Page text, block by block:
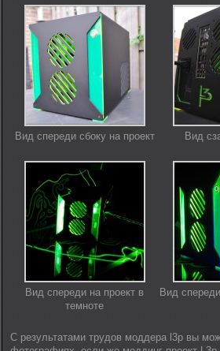
Вид спереди сбоку на проект Вид
Вид спереди на проект в
темноте
Вид
С результатами трудов моддера l3p вы